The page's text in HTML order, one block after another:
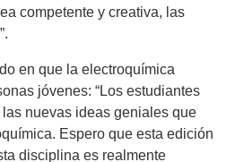
competente y creativa, las
en que la electroquímica
jóvenes: “Los estudiantes
nuevas ideas geniales que
Espero que esta edición
disciplina es realmente